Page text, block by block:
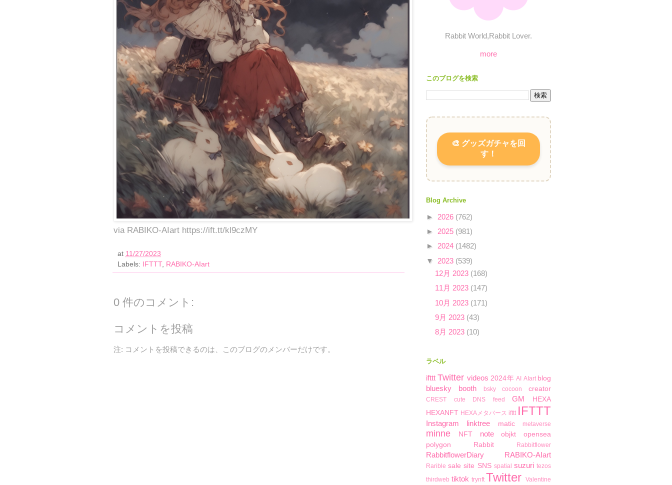
via RABIKO-AIart https://ift.tt/kl9czMY
at 11/27/2023
Labels:
IFTTT, RABIKO-AIart
0 件のコメント:
コメントを投稿
注: コメントを投稿できるのは、このブログのメンバーだけです。
Rabbit World,Rabbit Lover.
more
このブログを検索
🎨 グッズガチャを回
す！
Blog Archive
► 2026 (762)
► 2025 (981)
► 2024 (1482)
▼ 2023 (539)
12月 2023 (168)
11月 2023 (147)
10月 2023 (171)
9月 2023 (43)
8月 2023 (10)
ラベル
ifttt Twitter videos 2024年 AI AIart blog
bluesky booth bsky cocoon creator
CREST cute DNS feed GM
HEXA
HEXANFT HEXAメタバース ifttt IFTTT
Instagram linktree matic metaverse
minne NFT note objkt
opensea
polygon
Rabbit Rabbitflower
RabbitflowerDiary RABIKO-AIart
Rarible sale site SNS spatial suzuri tezos
thirdweb tiktok trynft Twitter Valentine